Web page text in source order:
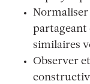
partageant
similaires
Observer